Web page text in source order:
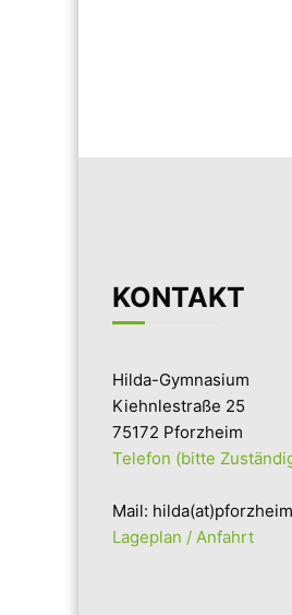
KONTAKT
Hilda-Gymnasium
Kiehnlestraße 25
75172 Pforzheim
Telefon (bitte
Mail:
Lageplan / Anfahrt